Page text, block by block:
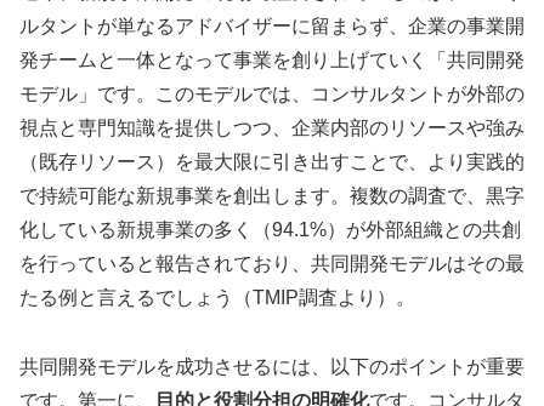
ルタントが単なるアドバイザーに留まらず、企業の事業開
発チームと一体となって事業を創り上げていく「共同開発
モデル」です。このモデルでは、コンサルタントが外部の
視点と専門知識を提供しつつ、企業内部のリソースや強み
（既存リソース）を最大限に引き出すことで、より実践的
で持続可能な新規事業を創出します。複数の調査で、黒字
化している新規事業の多く（94.1%）が外部組織との共創
を行っていると報告されており、共同開発モデルはその最
たる例と言えるでしょう（TMIP調査より）。
共同開発モデルを成功させるには、以下のポイントが重要
です。第一に、
目的と役割分担の明確化です。コンサルタ